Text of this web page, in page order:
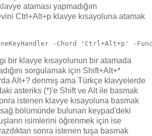
ataması yapmadığım
Ctrl+Alt+p klavye kısayoluna atamak
-Chord 'Ctrl+Alt+p' -
bir klavye kısayolunun bir atamada
sorgulamak için Shift+Alt+*
Alt+? denmiş ama Türkçe klavyelerde
asteriks (*)'e Shift ve Alt ile basmak
istenen klavye kısayoluna basmak
bölümünde bulunan keypad'deki
isimlerini öğrenmek için ise
sonra istenen tuşa basmak